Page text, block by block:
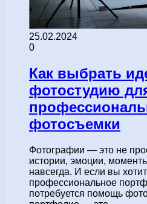
25.02.2024
0
Как выбрать
фотостудию
фотосъемки
Фотографии — это не
истории, эмоции,
навсегда. И если вы
профессиональное
потребуется помощь